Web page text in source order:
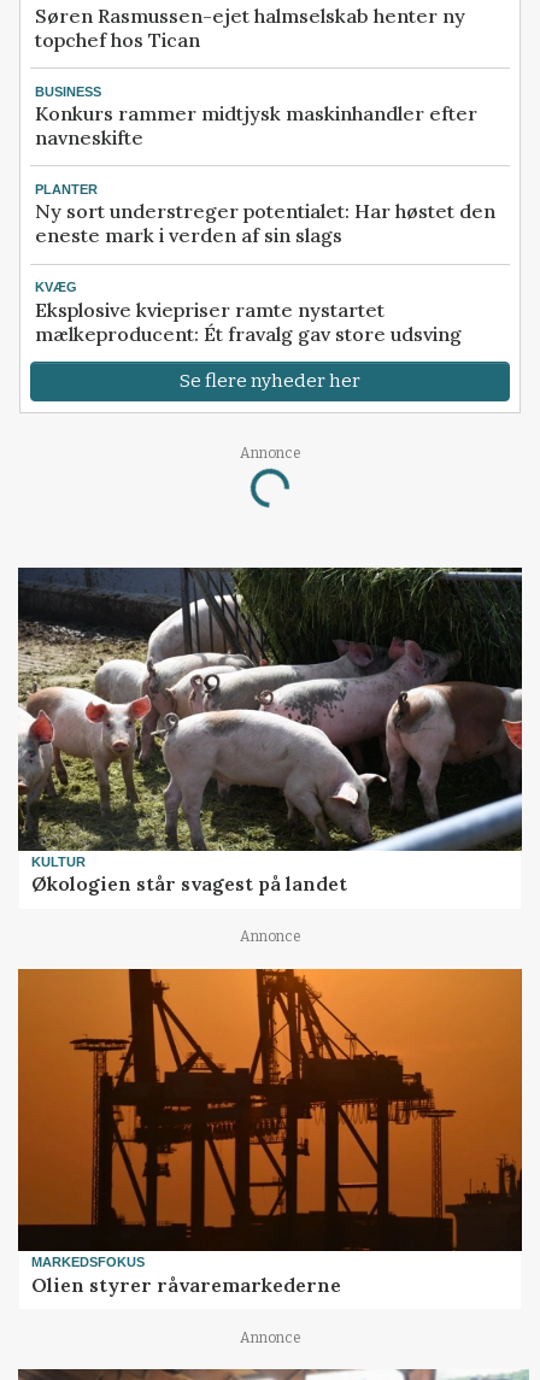
Søren Rasmussen-ejet halmselskab henter ny
topchef hos Tican
BUSINESS
Konkurs rammer midtjysk maskinhandler efter
navneskifte
PLANTER
Ny sort understreger potentialet: Har høstet den
eneste mark i verden af sin slags
KVÆG
Eksplosive kviepriser ramte nystartet
mælkeproducent: Ét fravalg gav store udsving
Se flere nyheder her
Annonce
Loading...
KULTUR
Økologien står svagest på landet
Annonce
MARKEDSFOKUS
Olien styrer råvaremarkederne
Annonce